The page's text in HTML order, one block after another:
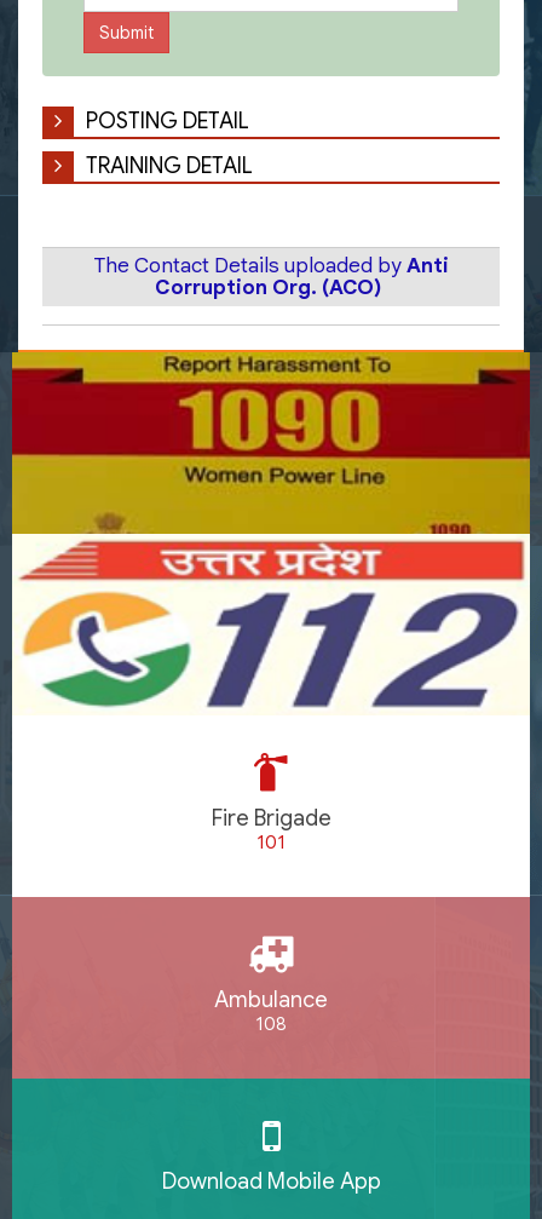
POSTING DETAIL
TRAINING DETAIL
The Contact Details uploaded byAnti
Corruption Org. (ACO)
Fire Brigade
101
Ambulance
108
Download Mobile App